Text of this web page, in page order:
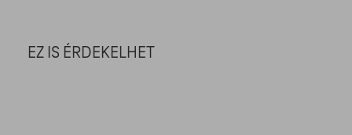
EZ IS ÉRDEKELHET